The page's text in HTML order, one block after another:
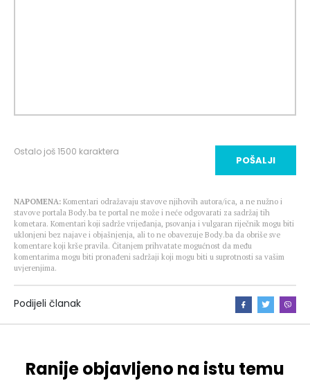
Ostalo još1500 karaktera
POŠALJI
NAPOMENA: Komentari odražavaju stavove njihovih autora/ica, a ne nužno i
stavove portala Body.ba te portal ne može i neće odgovarati za sadržaj tih
kometara. Komentari koji sadrže vrijeđanja, psovanja i vulgaran riječnik mogu biti
uklonjeni bez najave i objašnjenja, ali to ne obavezuje Body.ba da obriše sve
komentare koji krše pravila. Čitanjem prihvatate mogućnost da među
komentarima mogu biti pronađeni sadržaji koji mogu biti u suprotnosti sa vašim
uvjerenjima.
Podijeli članak
Ranije objavljeno na istu temu